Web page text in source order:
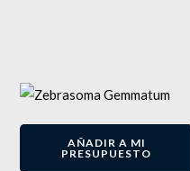
AÑADIR A MI
PRESUPUESTO